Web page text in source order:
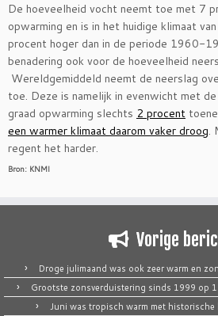
De hoeveelheid vocht neemt toe met 7
opwarming en is in het huidige klimaat
procent hoger dan in de periode 1960-
benadering ook voor de hoeveelheid
Wereldgemiddeld neemt de neerslag
toe. Deze is namelijk in evenwicht met
graad opwarming slechts 2 procent
een warmer klimaat daarom vaker droog.
regent het harder.
Bron: KNMI
Vorige
Droge julimaand was ook zeer warm en
Grootste zonsverduistering sinds 1999 op
Juni was tropisch warm met